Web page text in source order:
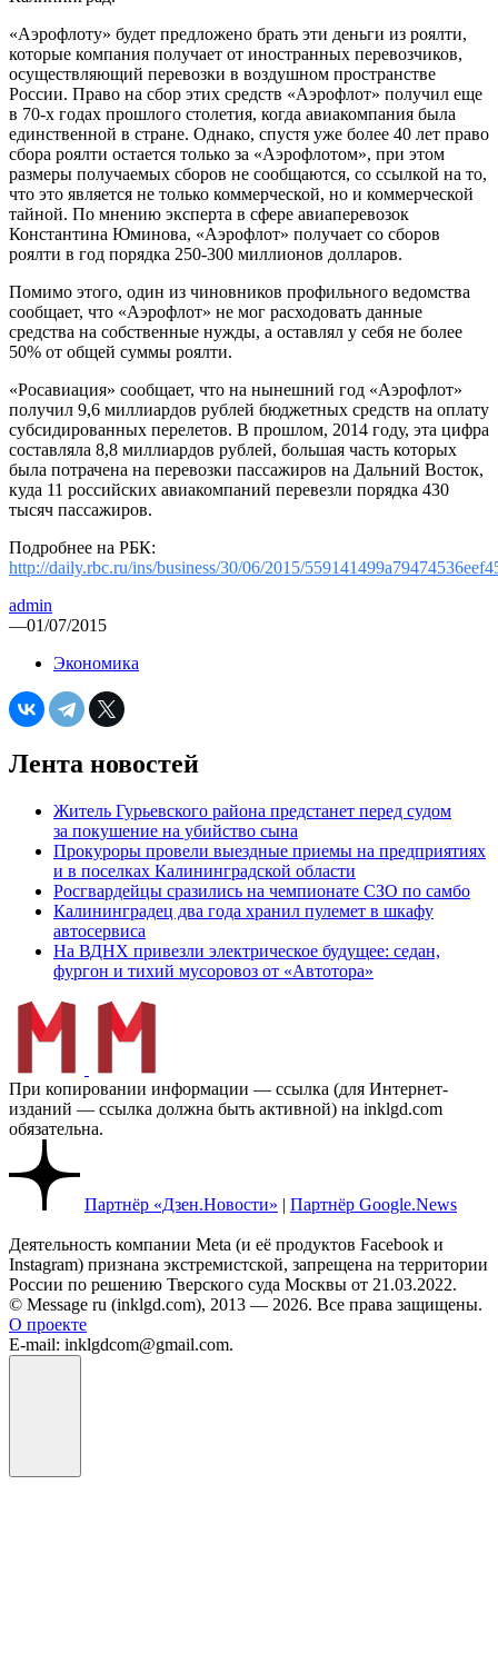
«Аэрофлоту» будет предложено брать эти деньги из роялти,
которые компания получает от иностранных перевозчиков,
осуществляющий перевозки в воздушном пространстве
России. Право на сбор этих средств «Аэрофлот» получил еще
в 70-х годах прошлого столетия, когда авиакомпания была
единственной в стране. Однако, спустя уже более 40 лет право
сбора роялти остается только за «Аэрофлотом», при этом
размеры получаемых сборов не сообщаются, со ссылкой на то,
что это является не только коммерческой, но и коммерческой
тайной. По мнению эксперта в сфере авиаперевозок
Константина Юминова, «Аэрофлот» получает со сборов
роялти в год порядка 250-300 миллионов долларов.
Помимо этого, один из чиновников профильного ведомства
сообщает, что «Аэрофлот» не мог расходовать данные
средства на собственные нужды, а оставлял у себя не более
50% от общей суммы роялти.
«Росавиация» сообщает, что на нынешний год «Аэрофлот»
получил 9,6 миллиардов рублей бюджетных средств на оплату
субсидированных перелетов. В прошлом, 2014 году, эта цифра
составляла 8,8 миллиардов рублей, большая часть которых
была потрачена на перевозки пассажиров на Дальний Восток,
куда 11 российских авиакомпаний перевезли порядка 430
тысяч пассажиров.
Подробнее на РБК:
http://daily.rbc.ru/ins/business/30/06/2015/
admin
—01/07/2015
Экономика
Лента новостей
Житель Гурьевского района предстанет перед судом
за покушение на убийство сына
Прокуроры провели выездные приемы на предприятиях
и в поселках Калининградской области
Росгвардейцы сразились на чемпионате СЗО по самбо
Калининградец два года хранил пулемет в шкафу
автосервиса
На ВДНХ привезли электрическое будущее: седан,
фургон и тихий мусоровоз от «Автотора»
При копировании информации — ссылка (для Интернет-
изданий — ссылка должна быть активной) на inklgd.com
обязательна.
Партнёр «Дзен.Новости» | Партнёр Google.News
Деятельность компании Meta (и её продуктов Facebook и
Instagram) признана экстремистской, запрещена на территории
России по решению Тверского суда Москвы от 21.03.2022.
© Message ru (inklgd.com), 2013 — 2026. Все права защищены.
О проекте
E-mail: inklgdcom@gmail.com.